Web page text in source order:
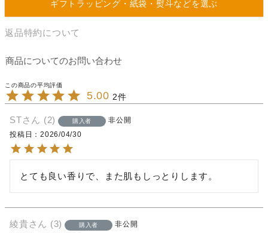
ギフトラッピング・紙袋・熨斗などを選ぶ
返品特約について
商品についてのお問い合わせ
5.00 2
ST 2 購入者
非公開
投稿日
2026/04/30
とても良い香りで、また肌もしっとりします。
綾貴 3 購入者
非公開